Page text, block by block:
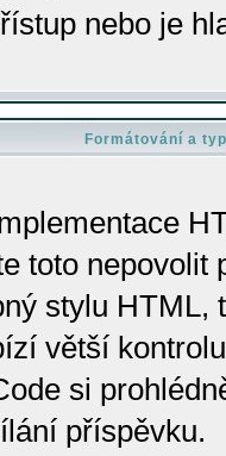
nebo je
Formátování a
toto
stylu HTML,
větší
si
příspěvku.